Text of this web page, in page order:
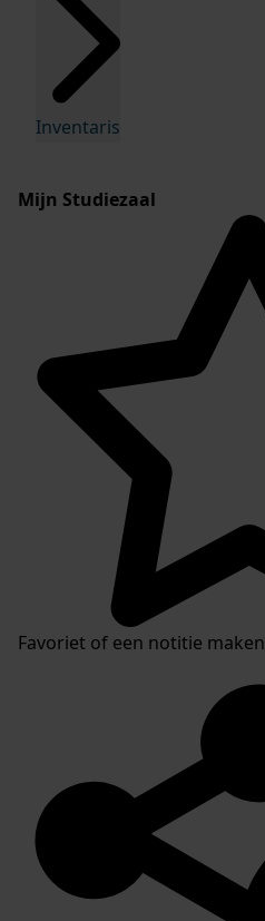
Inventaris
Mijn Studiezaal
Favoriet of een notitie maken